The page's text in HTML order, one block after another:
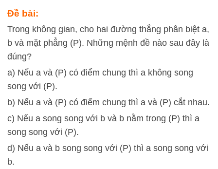
Đề bài:
Trong không gian, cho hai đường thẳng phân biệt a,
b và mặt phẳng (P). Những mệnh đề nào sau đây là
đúng?
a) Nếu a và (P) có điểm chung thì a không song
song với (P).
b) Nếu a và (P) có điểm chung thì a và (P) cắt nhau.
c) Nếu a song song với b và b nằm trong (P) thì a
song song với (P).
d) Nếu a và b song song với (P) thì a song song với
b.